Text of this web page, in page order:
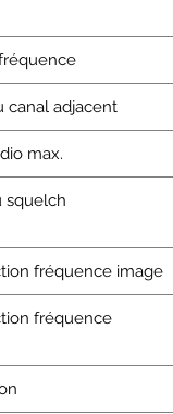
canal adjacent
max.
squelch
fréquence image
fréquence